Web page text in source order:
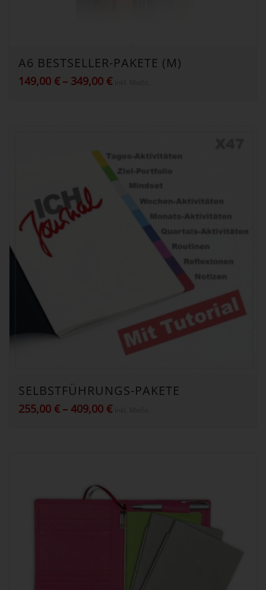
A6 BESTSELLER-PAKETE (M)
149,00 € – 349,00 €Preisspanne:
SELBSTFÜHRUNGS-PAKETE
255,00 € – 409,00 €Preisspanne: